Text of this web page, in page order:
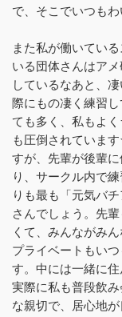
で、そこでいつも
また私が働いてい
いる団体さんはア
しているなあと、
際にもの凄く練習
ても多く、私もよ
も圧倒されていま
すが、先輩が後輩
り、サークル内で
りも最も「元気バ
さんでしょう。先
くて、みんながみ
プライベートもい
す。中には一緒に
実際に私も普段飲
な親切で、居心地